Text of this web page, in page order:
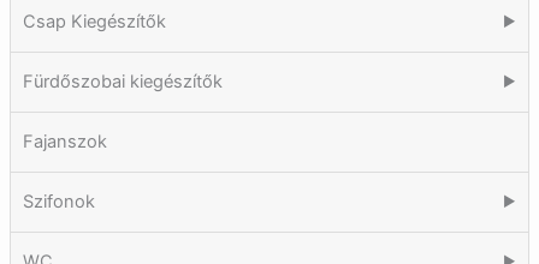
Csap Kiegészítők ▶
Fürdőszobai kiegészítők ▶
Fajanszok
Szifonok ▶